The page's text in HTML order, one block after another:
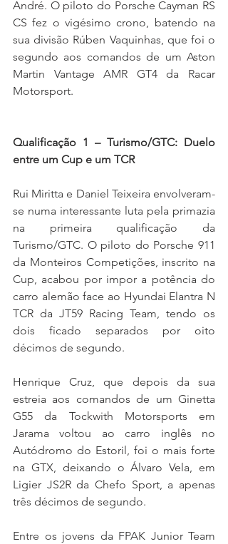
André. O piloto do Porsche Cayman RS
CS fez o vigésimo crono, batendo na
sua divisão Rúben Vaquinhas, que foi o
segundo aos comandos de um Aston
Martin Vantage AMR GT4 da Racar
Motorsport.
Qualificação 1 – Turismo/GTC: Duelo
entre um Cup e um TCR
Rui Miritta e Daniel Teixeira envolveram-
se numa interessante luta pela primazia
na primeira qualificação da
Turismo/GTC. O piloto do Porsche 911
da Monteiros Competições, inscrito na
Cup, acabou por impor a potência do
carro alemão face ao Hyundai Elantra N
TCR da JT59 Racing Team, tendo os
dois ficado separados por oito
décimos de segundo.
Henrique Cruz, que depois da sua
estreia aos comandos de um Ginetta
G55 da Tockwith Motorsports em
Jarama voltou ao carro inglês no
Autódromo do Estoril, foi o mais forte
na GTX, deixando o Álvaro Vela, em
Ligier JS2R da Chefo Sport, a apenas
três décimos de segundo.
Entre os jovens da FPAK Junior Team